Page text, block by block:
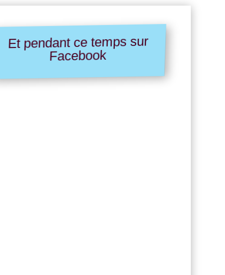
Et pendant ce temps sur
Facebook